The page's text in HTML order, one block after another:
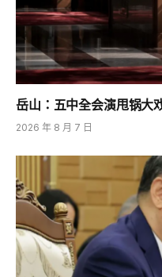
岳山：五中全会演甩锅大
2026 年 8 月 7 日